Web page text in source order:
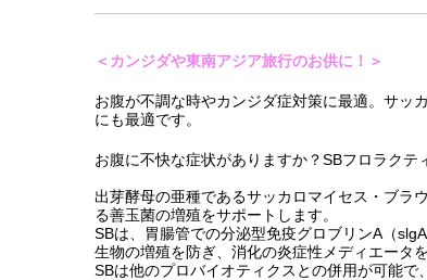
＜カンジダや東南アジア旅行のお供に！＞
お腹が不調な時やカンジダ症対策に最適。サッ
にも最適です。
お腹に不快な症状がありますか？SBフロラクテ
出芽酵母の亜種であるサッカロマイセス・ブラ
る善玉菌の増殖をサポートします。
SBは、胃腸管での分泌型免疫グロブリンA（
生物の増殖を防ぎ、消化の炎症性メディエータを
SBは他のプロバイオティクスとの併用が可能で